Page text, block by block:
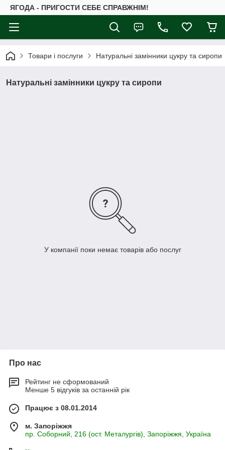
ЯГОДА - ПРИГОСТИ СЕБЕ СПРАВЖНІМ!
Товари і послуги Натуральні замінники цукру та сиропи
Натуральні замінники цукру та сиропи
У компанії поки немає товарів або послуг
Про нас
Рейтинг не сформований
Менше 5 відгуків за останній рік
Працює з 08.01.2014
м. Запоріжжя
пр. Соборний, 216 (ост. Металургів), Запоріжжя, Україна